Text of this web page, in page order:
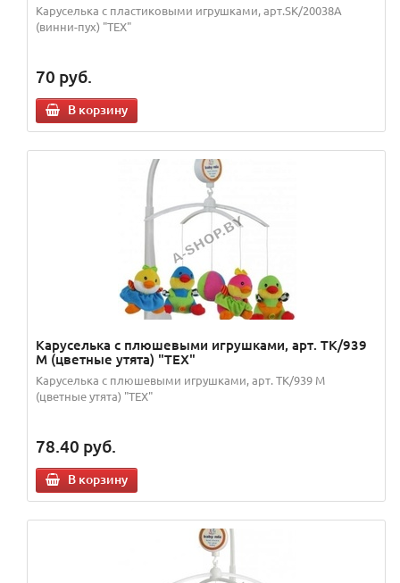
Каруселька с пластиковыми игрушками, арт.SK/20038А
(винни-пух) "TEX"
70 руб.
В корзину
Каруселька с плюшевыми игрушками, арт. ТК/939
М (цветные утята) "TEX"
Каруселька с плюшевыми игрушками, арт. ТК/939 М
(цветные утята) "TEX"
78.40 руб.
В корзину